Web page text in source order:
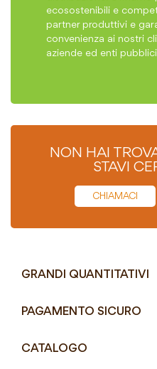
ecosostenibili e
partner produttivi e
convenienza ai nostri
aziende ed enti
NON HAI
STAVI
CHIAMACI
GRANDI QUANTITATIVI
RICHIEDI UN
PAGAMENTO SICURO
CATALOGO